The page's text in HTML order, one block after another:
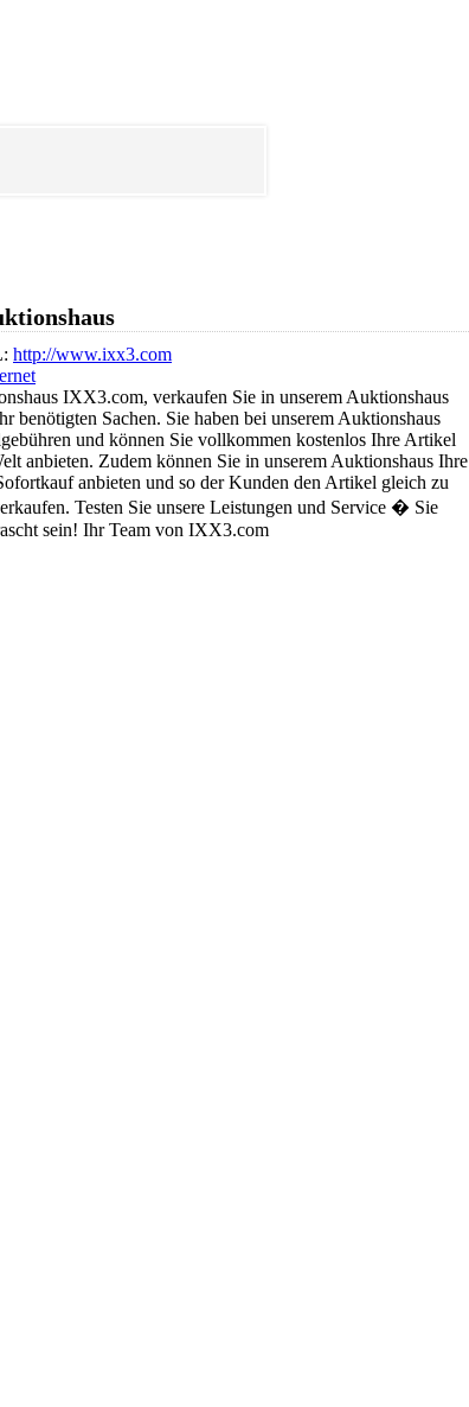
http://www.ixx3.com
IXX3.com, verkaufen Sie in unserem Auktionshaus
benötigten Sachen. Sie haben bei unserem Auktionshaus
und können Sie vollkommen kostenlos Ihre Artikel
anbieten. Zudem können Sie in unserem Auktionshaus Ihre
anbieten und so der Kunden den Artikel gleich zu
Testen Sie unsere Leistungen und Service � Sie
sein! Ihr Team von IXX3.com